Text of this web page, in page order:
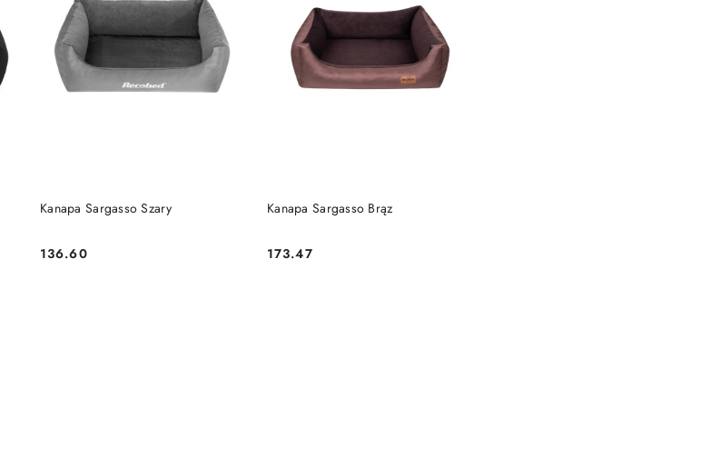
Kanapa Sargasso Szary
Cena:
136.60
DO KOSZYKA Kanapa Sargasso Brąz
Cena:
173.47
DO KOSZYKA